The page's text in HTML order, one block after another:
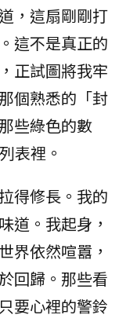
，這扇剛剛打
這不是真正的
正試圖將我牢
個熟悉的「封
些綠色的數
表裡。
得修長。我的
道。我起身，
界依然喧囂，
回歸。那些看
要心裡的警鈴